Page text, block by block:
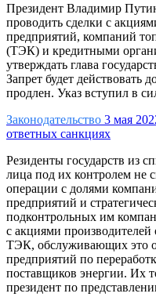
Президент Владимир
проводить сделки с
предприятий, компаний
(ТЭК) и кредитными
утверждать глава
Запрет будет действовать
продлен. Указ вступил в
Законодательство 3 мая
ответных санкциях
Резиденты государств из
лица под их контролем не
операции с долями
предприятий и
подконтрольных им
с акциями производителей
ТЭК, обслуживающих это
предприятий по
поставщиков энергии. Их
президент по